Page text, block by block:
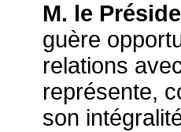
M. le
guère
relations
représente,
son